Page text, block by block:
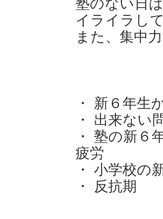
塾のない日
イライラし
また、集中
・ 新６年生
・ 出来ない
・ 塾の新６
疲労
・ 小学校の
・ 反抗期